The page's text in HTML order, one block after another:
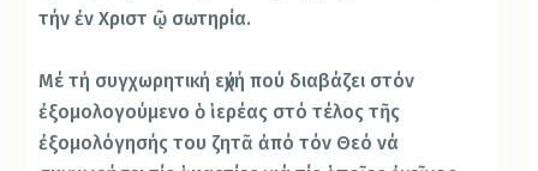
τήν ἐν Χριστ ῷ σωτηρία.
Μέ τή συγχωρητική εὐχή πού διαβάζει στόν
ἐξομολογούμενο ὁ ἱερέας στό τέλος τῆς
ἐξομολόγησής του ζητᾶ ἀπό τόν Θεό νά